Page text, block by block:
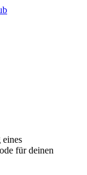
eines
für deinen